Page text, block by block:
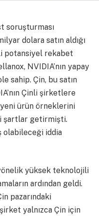
soruşturması
dolara satın aldığı
potansiyel rekabet
NVIDIA’nın yapay
sahip. Çin, bu satın
Çinli şirketlere
yeni ürün örneklerini
şartlar getirmişti.
olabileceği iddia
yüksek teknolojili
ardından geldi.
pazarındaki
yalnızca Çin için